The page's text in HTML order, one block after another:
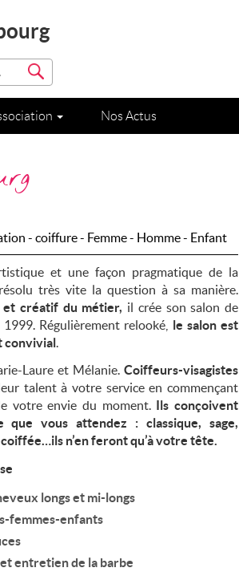
Nos Actus
- coiffure - Femme - Homme - Enfant
et une façon pragmatique de la
très vite la question à sa manière.
créatif du métier, il crée son salon de
Régulièrement relooké, le salon est
convivial
Laure et Mélanie. Coiffeurs-visagistes
talent à votre service en commençant
votre envie du moment. Ils conçoivent
que vous attendez : classique, sage,
n’en feront qu’à votre tête.
longs et mi-longs
femmes-enfants
entretien de la barbe